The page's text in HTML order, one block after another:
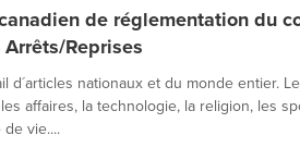
de réglementation du
Arrêts/Reprises
d´articles nationaux et du monde entier.
affaires, la technologie, la religion, les
vie....